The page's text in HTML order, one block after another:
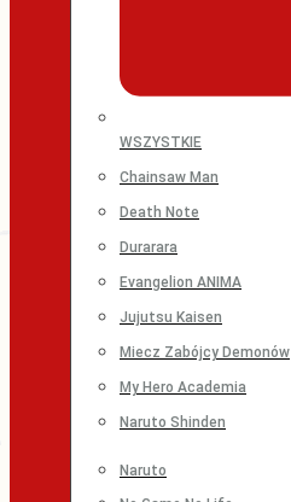
WSZYSTKIE
Chainsaw Man
Death Note
Durarara
Evangelion ANIMA
Jujutsu Kaisen
Miecz Zabójcy Demonów
My Hero Academia
Naruto Shinden
Naruto